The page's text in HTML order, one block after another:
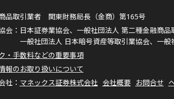
品取引業者 関東財務局長（金商）第165号
日本証券業協会、一般社団法人 第二種金融商
一般社団法人 日本暗号資産等取引業協会、一
・手数料などの重要事項
報のお取り扱いについて
マネックス証券株式会社 会社概要 お問合せ